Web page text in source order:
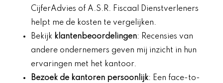
CijferAdvies of A.S.R. Fiscaal Dienstverleners
helpt me de kosten te vergelijken.
Bekijk klantenbeoordelingen: Recensies van
andere ondernemers geven mij inzicht in hun
ervaringen met het kantoor.
Bezoek de kantoren persoonlijk: Een face-to-